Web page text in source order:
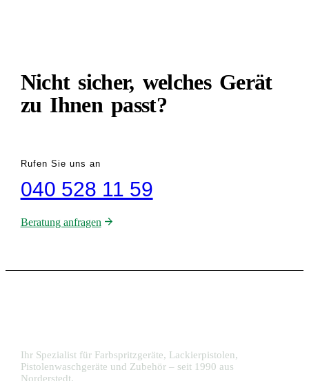
Nicht sicher, welches Gerät
zu Ihnen passt?
Rufen Sie uns an
040 528 11 59
Beratung anfragen
Ihr Spezialist für Farbspritzgeräte, Lackierpistolen,
Pistolenwaschgeräte und Zubehör – seit 1990 aus
Norderstedt.